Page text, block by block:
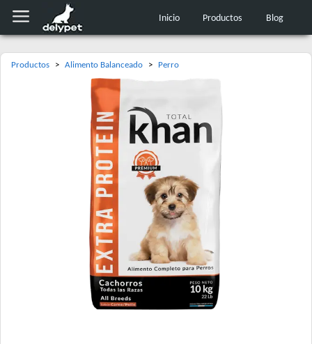
Inicio Productos Blog
Productos > Alimento Balanceado > Perro